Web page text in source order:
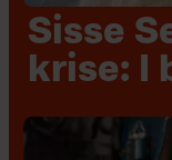
Sisse
krise: I